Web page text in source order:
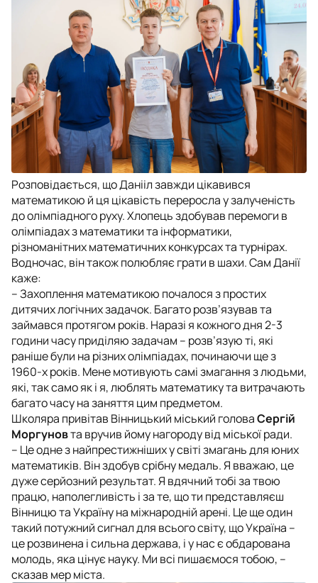
Розповідається, що Данііл завжди цікавився
математикою й ця цікавість переросла у залученість
до олімпіадного руху. Хлопець здобував перемоги в
олімпіадах з математики та інформатики,
різноманітних математичних конкурсах та турнірах.
Водночас, він також полюбляє грати в шахи. Сам Данії
каже:
– Захоплення математикою почалося з простих
дитячих логічних задачок. Багато розв’язував та
займався протягом років. Наразі я кожного дня 2-3
години часу приділяю задачам – розв’язую ті, які
раніше були на різних олімпіадах, починаючи ще з
1960-х років. Мене мотивують самі змагання з людьми,
які, так само як і я, люблять математику та витрачають
багато часу на заняття цим предметом.
Школяра привітав Вінницький міський головаСергій
Моргуновта вручив йому нагороду від міської ради.
– Це одне з найпрестижніших у світі змагань для юних
математиків. Він здобув срібну медаль. Я вважаю, це
дуже серйозний результат. Я вдячний тобі за твою
працю, наполегливість і за те, що ти представляєш
Вінницю та Україну на міжнародній арені. Це ще один
такий потужний сигнал для всього світу, що Україна –
це розвинена і сильна держава, і у нас є обдарована
молодь, яка цінує науку. Ми всі пишаємося тобою, –
сказав мер міста.